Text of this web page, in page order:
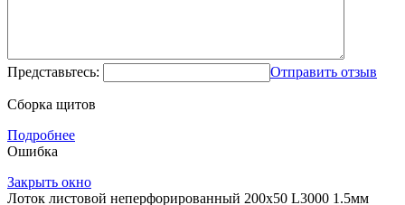
Представьтесь: Отправить отзыв
Сборка щитов
Подробнее
Ошибка
Закрыть окно
Лоток листовой неперфорированный 200х50 L3000 1.5мм